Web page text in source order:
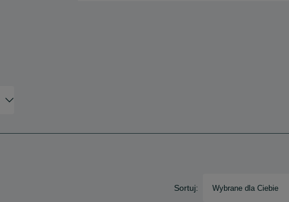
Sortuj: Wybrane dla Ciebie